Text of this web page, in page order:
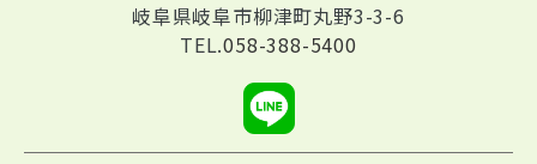
岐阜県岐阜市柳津町丸野3-3-6
TEL.058-388-5400